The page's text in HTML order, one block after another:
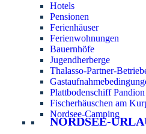
Hotels
Pensionen
Ferienhäuser
Ferienwohnungen
Bauernhöfe
Jugendherberge
Thalasso-Partner-
Plattbodenschiff Pandion
Fischerhäuschen am
Nordsee-Camping
NORDSEE-